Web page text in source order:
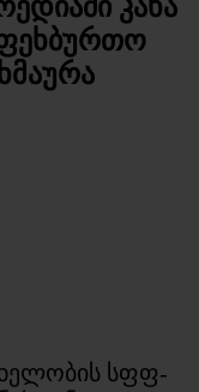
კახა
სფფ-